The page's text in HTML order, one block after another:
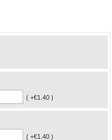
( +€1.40 )
( +€1.40 )